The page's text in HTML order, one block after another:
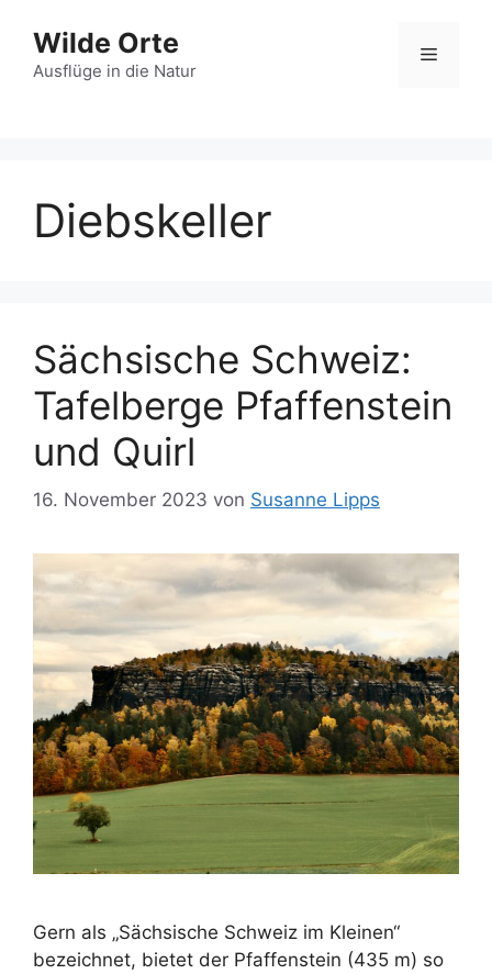
Inhalt
springen
Wilde Orte
Ausflüge in die Natur
Menü
Diebskeller
Sächsische Schweiz:
Tafelberge Pfaffenstein
und Quirl
16. November 2023 von Susanne Lipps
Gern als „Sächsische Schweiz im Kleinen“
bezeichnet, bietet der Pfaffenstein (435 m) so